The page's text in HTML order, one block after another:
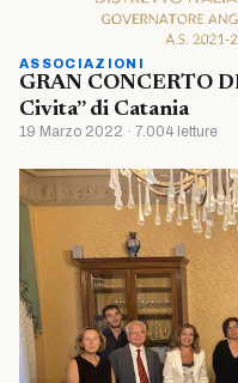
ASSOCIAZIONI
GRAN CONCERTO
Civita” di Catania
19 Marzo 2022 · 7.004 letture